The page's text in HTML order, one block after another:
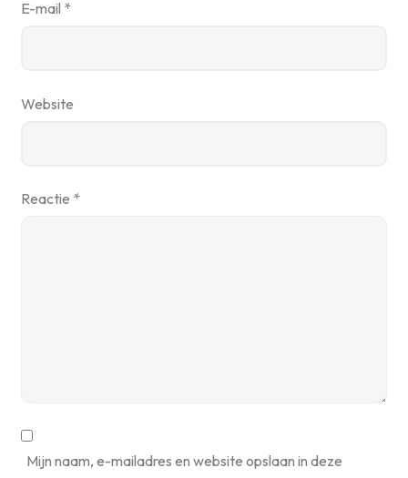
E-mail *
Website
Reactie *
Mijn naam, e-mailadres en website opslaan in deze